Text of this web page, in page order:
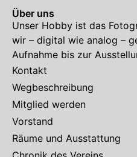
Über uns
Unser Hobby ist das
wir – digital wie analog –
Aufnahme bis zur
Kontakt
Wegbeschreibung
Mitglied werden
Vorstand
Räume und Ausstattung